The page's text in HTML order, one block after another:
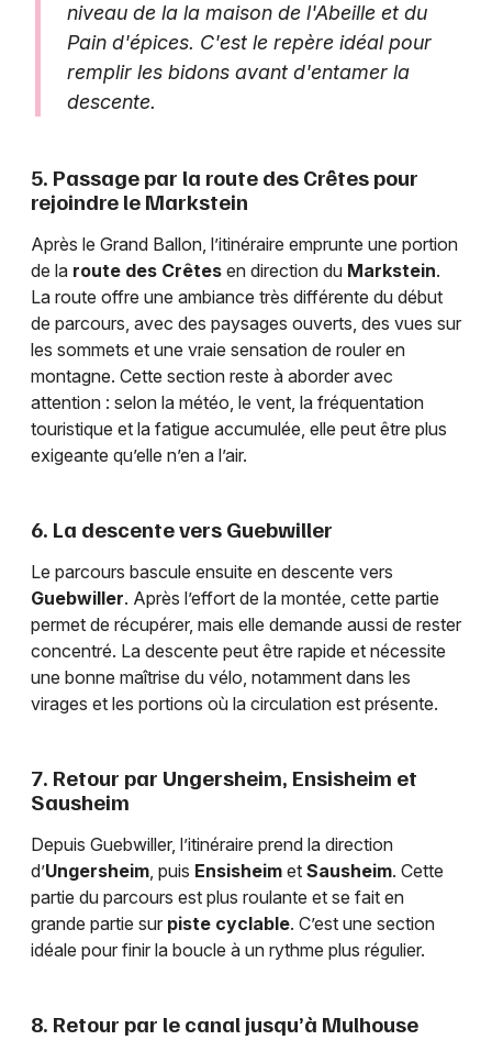
niveau de la la maison de l'Abeille et du
Pain d'épices. C'est le repère idéal pour
remplir les bidons avant d'entamer la
descente.
5. Passage par la route des Crêtes pour
rejoindre le Markstein
Après le Grand Ballon, l’itinéraire emprunte une portion
de la route des Crêtes en direction du Markstein.
La route offre une ambiance très différente du début
de parcours, avec des paysages ouverts, des vues sur
les sommets et une vraie sensation de rouler en
montagne. Cette section reste à aborder avec
attention : selon la météo, le vent, la fréquentation
touristique et la fatigue accumulée, elle peut être plus
exigeante qu’elle n’en a l’air.
6. La descente vers Guebwiller
Le parcours bascule ensuite en descente vers
Guebwiller. Après l’effort de la montée, cette partie
permet de récupérer, mais elle demande aussi de rester
concentré. La descente peut être rapide et nécessite
une bonne maîtrise du vélo, notamment dans les
virages et les portions où la circulation est présente.
7. Retour par Ungersheim, Ensisheim et
Sausheim
Depuis Guebwiller, l’itinéraire prend la direction
d’Ungersheim, puis Ensisheim et Sausheim. Cette
partie du parcours est plus roulante et se fait en
grande partie sur piste cyclable. C’est une section
idéale pour finir la boucle à un rythme plus régulier.
8. Retour par le canal jusqu’à Mulhouse